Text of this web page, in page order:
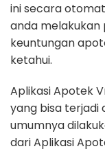
ini secara
anda melakukan
keuntungan
ketahui.
Aplikasi Apotek
yang bisa terjadi
umumnya
dari Aplikasi